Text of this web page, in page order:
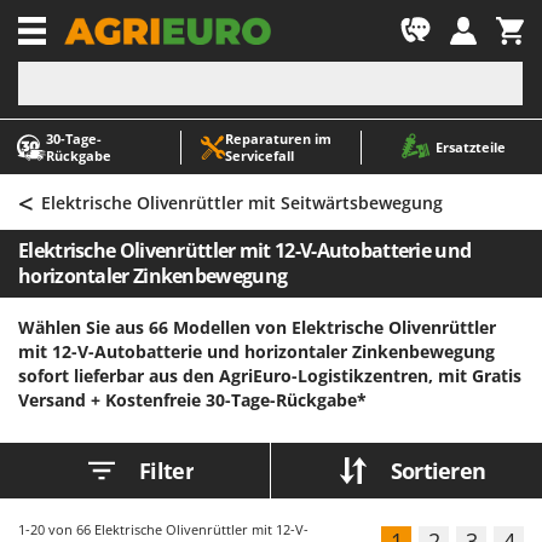
30‑Tage-
Rückgabe
Reparaturen im
Servicefall
Ersatzteile
-1
A
Abbeermaschinen - Traubenmühlen
Abfüllgeräte
Akku Gartenscheren
Akku Gras- und Strauchscheren
Allzwecktransporter - Motorschubkarren
Alu-Teleskopleitern
Anbaubagger Heckbagger für Traktoren
Aschesauger
Astkettensägen - Hochentaster
A
ABAC
AgriEuro Premium
AgriEuro TOP-LINE
AGT
Airmec
AL-KO
Alpina
Ama
< Elektrische Olivenrüttler mit Seitwärtsbewegung
Elektrische Olivenrüttler mit 12-V-Autobatterie und
horizontaler Zinkenbewegung
Wählen Sie aus 66 Modellen von Elektrische Olivenrüttler
mit 12-V-Autobatterie und horizontaler Zinkenbewegung
sofort lieferbar aus den AgriEuro-Logistikzentren, mit Gratis
Versand + Kostenfreie 30-Tage-Rückgabe*
Filter Sortieren
1-20 von 66 Elektrische Olivenrüttler mit 12-V-